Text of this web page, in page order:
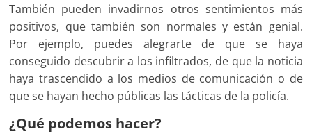
También pueden invadirnos otros sentimientos más
positivos, que también son normales y están genial.
Por ejemplo, puedes alegrarte de que se haya
conseguido descubrir a los infiltrados, de que la noticia
haya trascendido a los medios de comunicación o de
que se hayan hecho públicas las tácticas de la policía.
¿Qué podemos hacer?